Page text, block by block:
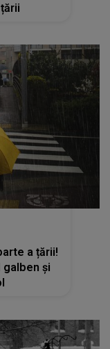
a țării!
și